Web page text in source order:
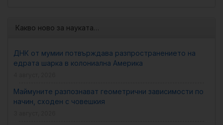
Какво ново за науката…
ДНК от мумии потвърждава разпространението на
едрата шарка в колониална Америка
Маймуните разпознават геометрични зависимости по
начин, сходен с човешкия